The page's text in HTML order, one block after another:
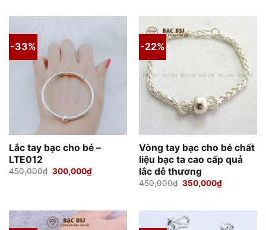
-33%
Lắc tay bạc cho bé –
LTE012
450,000₫ Giá
300,000₫Giá
hiện
-22%
Vòng tay bạc cho bé chất
liệu bạc ta cao cấp quả
lắc dễ thương
450,000₫ Giá
350,000₫Giá
hiện
350,000₫.